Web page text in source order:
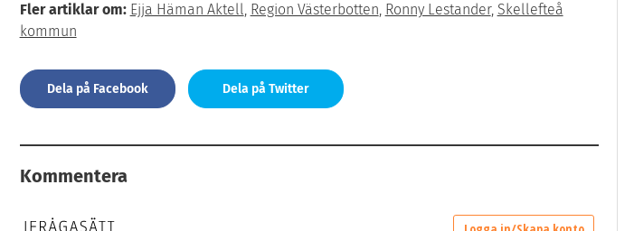
Fler artiklar om: Ejja Häman Aktell, Region Västerbotten, Ronny Lestander, Skellefteå
kommun
Dela på Facebook Dela på Twitter
Kommentera